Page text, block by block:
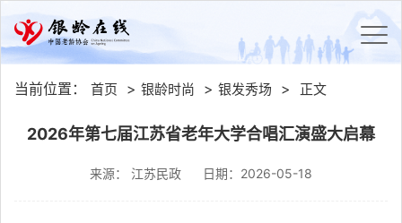
当前位置： 首页 > 银龄时尚 > 银发秀场 > 正文
2026年第七届江苏省老年大学合唱汇演盛大启幕
来源： 江苏民政 日期：2026-05-18